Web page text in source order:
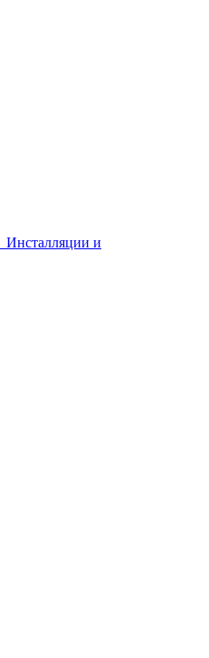
Инсталляции и